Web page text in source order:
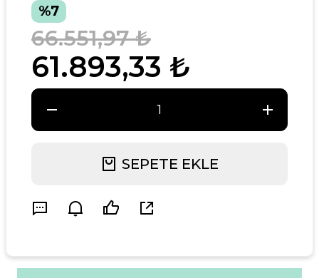
%7
61.893,33 ₺
66.551,97 ₺
SEPETE EKLE